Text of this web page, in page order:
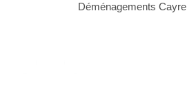
Déménagements Cayre